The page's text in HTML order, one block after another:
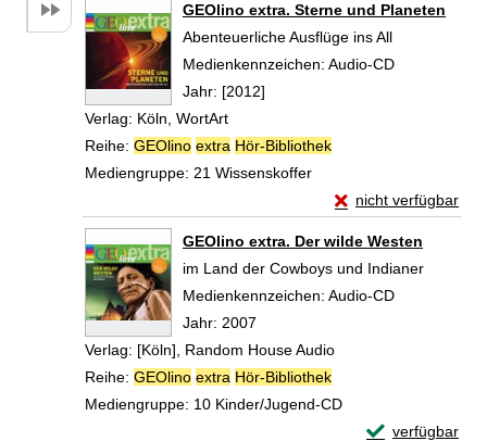
GEOlino extra. Sterne und Planeten
Abenteuerliche Ausflüge ins All
Suche nach diesem Verfasser
Medienkennzeichen: Audio-CD
Jahr: [2012]
Verlag: Köln, WortArt
Reihe: GEOlino extra Hör-Bibliothek
Mediengruppe: 21 Wissenskoffer
nicht verfügbar
Exemplar-Details
GEOlino extra. Der wilde Westen
im Land der Cowboys und Indianer
Suche nach diesem Verfasser
Medienkennzeichen: Audio-CD
Jahr: 2007
Verlag: [Köln], Random House Audio
Reihe: GEOlino extra Hör-Bibliothek
Mediengruppe: 10 Kinder/Jugend-CD
verfügbar
Exemplar-